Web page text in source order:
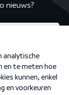
nieuws?